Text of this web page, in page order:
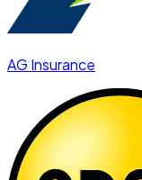
AG Insurance